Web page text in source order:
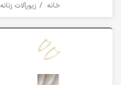
خانه زیورآلات زنانه